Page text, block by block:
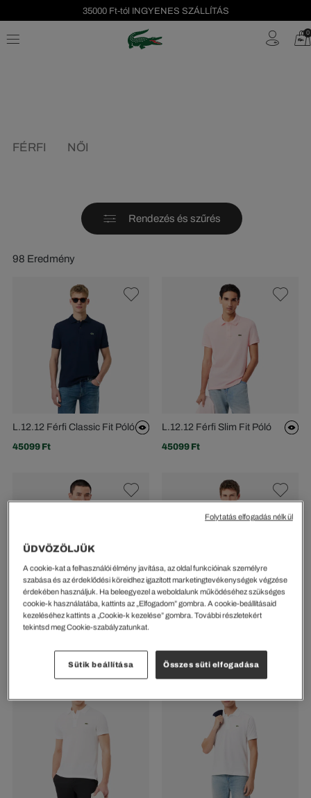
Szezonális leárazás akár -40%!
Ingyenes visszaküldés! 0
FÉRFI NŐI
98 Eredmény
Rendezés és szűrés
L.12.12 Férfi Classic Fit Póló
45099 Ft
L.12.12 Férfi Slim Fit Póló
45099 Ft
Galléros Póló L.12.12 Light Pamut Póló
ÜDVÖZÖLJÜK
A cookie-kat a felhasználói élmény javítása, az oldal funkcióinak személyre
szabása és az érdeklődési köreidhez igazított marketingtevékenységek végzése
érdekében használjuk. Ha beleegyezel a weboldalunk működéséhez szükséges
cookie-k használatába, kattints az „Elfogadom” gombra. A cookie-beállításaid
kezeléséhez kattints a „Cookie-k kezelése” gombra. További részletekért
tekintsd meg Cookie-szabályzatunkat.
Sütik beállítása Összes süti elfogadása
Folytatás elfogadás nélkül